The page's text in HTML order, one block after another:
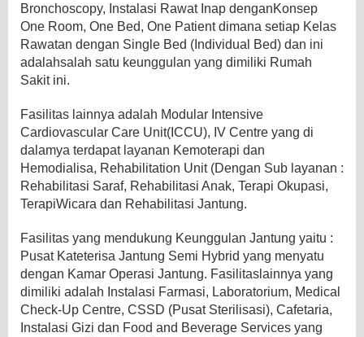
Bronchoscopy, Instalasi Rawat Inap denganKonsep
One Room, One Bed, One Patient dimana setiap Kelas
Rawatan dengan Single Bed (Individual Bed) dan ini
adalahsalah satu keunggulan yang dimiliki Rumah
Sakit ini.
Fasilitas lainnya adalah Modular Intensive
Cardiovascular Care Unit(ICCU), IV Centre yang di
dalamya terdapat layanan Kemoterapi dan
Hemodialisa, Rehabilitation Unit (Dengan Sub layanan :
Rehabilitasi Saraf, Rehabilitasi Anak, Terapi Okupasi,
TerapiWicara dan Rehabilitasi Jantung.
Fasilitas yang mendukung Keunggulan Jantung yaitu :
Pusat Kateterisa Jantung Semi Hybrid yang menyatu
dengan Kamar Operasi Jantung. Fasilitaslainnya yang
dimiliki adalah Instalasi Farmasi, Laboratorium, Medical
Check-Up Centre, CSSD (Pusat Sterilisasi), Cafetaria,
Instalasi Gizi dan Food and Beverage Services yang